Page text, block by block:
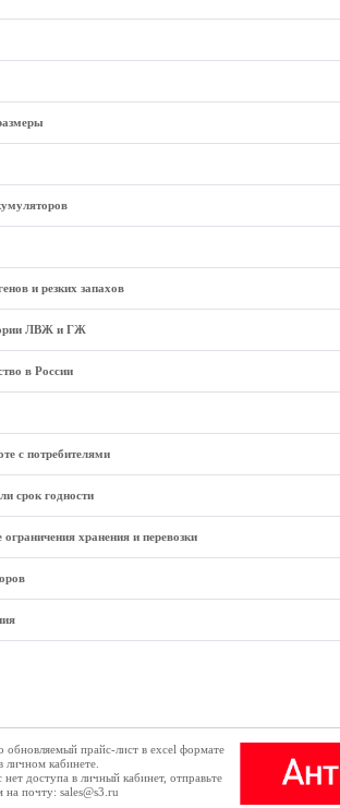
и резких запахов
ЛВЖ и ГЖ
в России
с потребителями
срок годности
хранения и перевозки
обновляемый прайс-лист в excel формате
личном кабинете.
нет доступа в личный кабинет, отправьте
на почту: sales@s3.ru